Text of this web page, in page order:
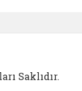
Saklıdır.